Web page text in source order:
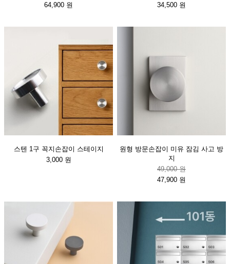
64,900 원
34,500 원
스텐 1구 꼭지손잡이 스테이지
3,000 원
원형 방문손잡이 미유 잠김 사고 방
지
49,000 원
47,900 원